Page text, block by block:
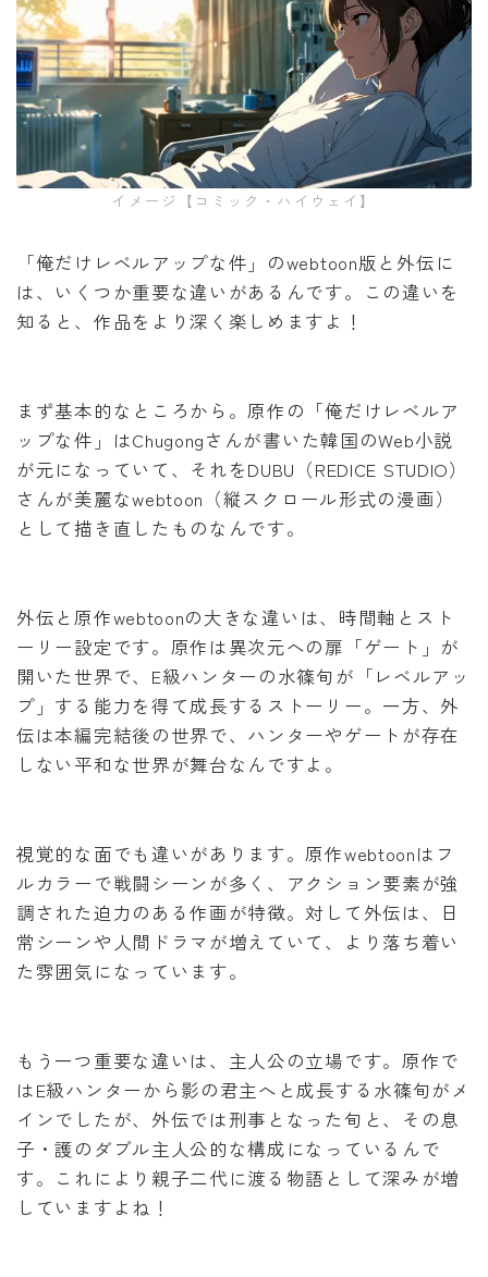
イメージ【コミック・ハイウェイ】
「俺だけレベルアップな件」のwebtoon版と外伝に
は、いくつか重要な違いがあるんです。この違いを
知ると、作品をより深く楽しめますよ！
まず基本的なところから。原作の「俺だけレベルア
ップな件」はChugongさんが書いた韓国のWeb小説
が元になっていて、それをDUBU（REDICE STUDIO）
さんが美麗なwebtoon（縦スクロール形式の漫画）
として描き直したものなんです。
外伝と原作webtoonの大きな違いは、時間軸とスト
ーリー設定です。原作は異次元への扉「ゲート」が
開いた世界で、E級ハンターの水篠旬が「レベルアッ
プ」する能力を得て成長するストーリー。一方、外
伝は本編完結後の世界で、ハンターやゲートが存在
しない平和な世界が舞台なんですよ。
視覚的な面でも違いがあります。原作webtoonはフ
ルカラーで戦闘シーンが多く、アクション要素が強
調された迫力のある作画が特徴。対して外伝は、日
常シーンや人間ドラマが増えていて、より落ち着い
た雰囲気になっています。
もう一つ重要な違いは、主人公の立場です。原作で
はE級ハンターから影の君主へと成長する水篠旬がメ
インでしたが、外伝では刑事となった旬と、その息
子・護のダブル主人公的な構成になっているんで
す。これにより親子二代に渡る物語として深みが増
していますよね！